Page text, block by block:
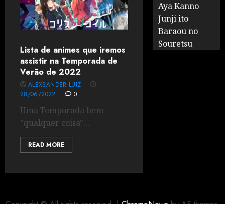
Lista de animes que iremos
assistir na Temporada de
Verão de 2022
ALEXSANDER LUIZ
28/06/2022
0
Uma Temporada bem
"qualquer coisa"...
READ MORE
Aya Kanno
Junji ito
Baraou no
Souretsu